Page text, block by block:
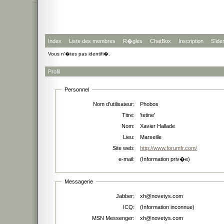
Index Liste des membres R�gles ChatBox Inscription
Vous n'�tes pas identifi�.
Profil
Personnel
Nom d'utilisateur:
Phobos
Titre:
'tetine'
Nom:
Xavier Hallade
Lieu:
Marseille
Site web:
http://www.forumfr.com/
e-mail:
(Information priv�e)
Messagerie
Jabber:
xh@novetys.com
ICQ:
(Information inconnue)
MSN Messenger:
xh@novetys.com